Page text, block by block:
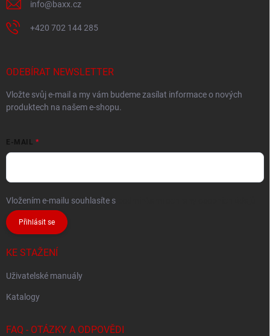
info@baxx.cz
+420 702 144 285
ODEBÍRAT NEWSLETTER
Vložte svůj e-mail a my vám budeme zasílat informace o nových
produktech na našem e-shopu.
E-MAIL
Vložením e-mailu souhlasíte s
Přihlásit se
KE STAŽENÍ
Uživatelské manuály
Katalogy
FAQ - OTÁZKY A ODPOVĚDI